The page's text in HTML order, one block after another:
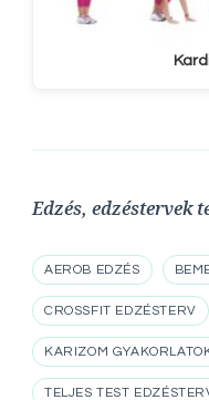
Edzés, edzéstervek
AEROB EDZÉS
CROSSFIT EDZÉSTERV
KARIZOM
TELJES TEST